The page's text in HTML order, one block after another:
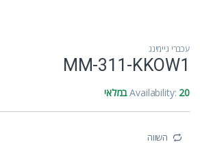
עכברי גיימינג
MM-311-KKOW1
Availability: 20 במלאי
השווה